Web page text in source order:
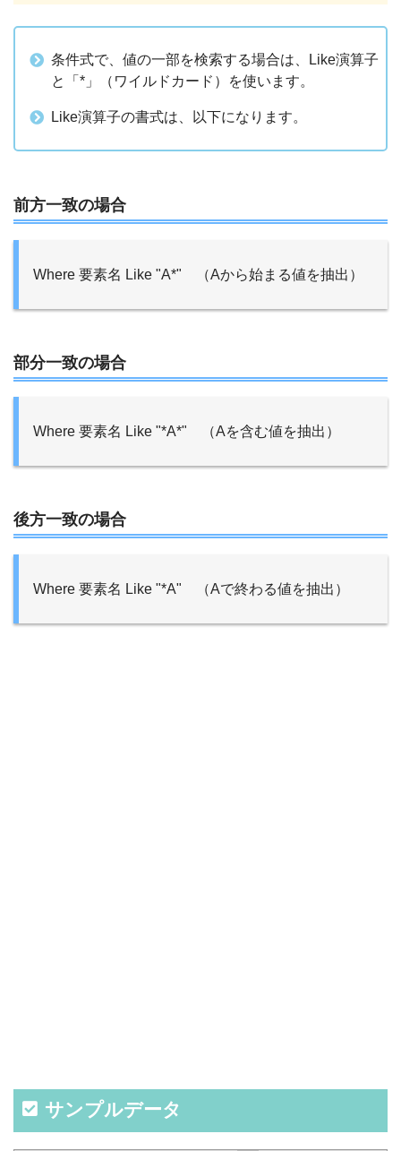
条件式で、値の一部を検索する場合は、Like演算子
と「*」（ワイルドカード）を使います。
Like演算子の書式は、以下になります。
前方一致の場合
Where 要素名 Like "A*" （Aから始まる値を抽出）
部分一致の場合
Where 要素名 Like "*A*" （Aを含む値を抽出）
後方一致の場合
Where 要素名 Like "*A" （Aで終わる値を抽出）
サンプルデータ